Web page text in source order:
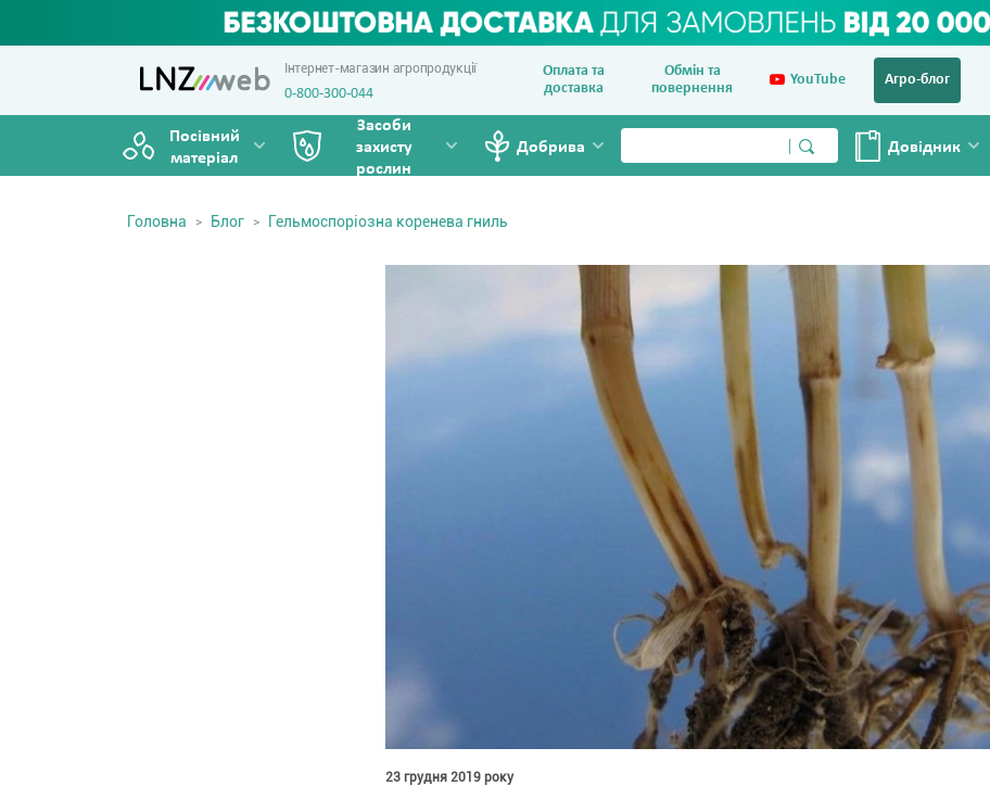
Інтернет-магазин агропродукції
0-800-300-044
Оплата та
доставка
Обмін та
повернення
YouTube Агро-блог
Посівний
матеріал
Засоби
захисту
рослин
Добрива Довiдник
Головна Блог Гельмоспоріозна коренева гниль
23 грудня 2019 року